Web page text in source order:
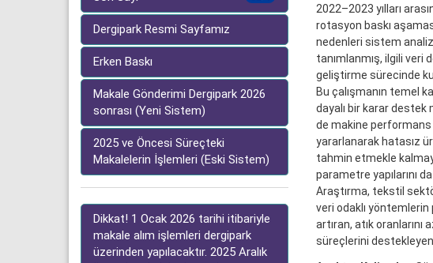
Dergipark Resmi Sayfamız
Erken Baskı
Makale Gönderimi Dergipark 2026
sonrası (Yeni Sistem)
2025 ve Öncesi Süreçteki
Makalelerin İşlemleri (Eski Sistem)
Dikkat! 1 Ocak 2026 tarihi itibariyle
makale alım işlemleri dergipark
üzerinden yapılacaktır. 2025 Aralık
2022–2023 yılları
rotasyon baskı
nedenleri sistem
tanımlanmış, ilgili
geliştirme sürecinde
Bu çalışmanın temel
dayalı bir karar
de makine
yararlanarak hatasız
tahmin etmekle
parametre yapılarını
Araştırma, tekstil
veri odaklı
artıran, atık
süreçlerini destekleyen